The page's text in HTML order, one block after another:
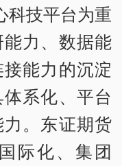
科技平台为重
力、数据能
能力的沉淀
系化、平台
。东证期货
际化、集团